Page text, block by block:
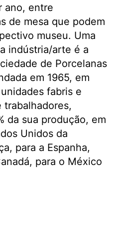
ano, entre
de mesa que podem
museu. Uma
indústria/arte é a
de Porcelanas
em 1965, em
fabris e
trabalhadores,
da sua produção, em
Unidos da
para a Espanha,
para o México